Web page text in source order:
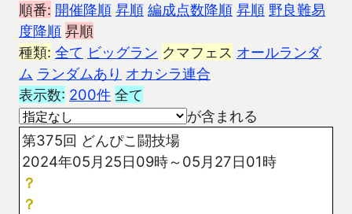
順番: 開催降順 昇順 編成点数降順 昇順 野良難易
度降順 昇順
種類: 全て ビッグラン クマフェス オールランダ
ム ランダムあり オカシラ連合
表示数: 200件 全て
が含まれる
第375回 どんぴこ闘技場
2024年05月25日09時～05月27日01時
？
？